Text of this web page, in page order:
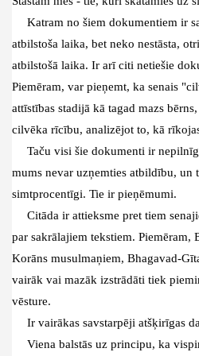
Katram no šiem dokumentiem ir
atbilstoša laika, bet neko nestāsta,
atbilstošā laika. Ir arī citi netiešie
Piemēram, var pieņemt, ka senais
attīstības stadijā kā tagad mazs
cilvēka rīcību, analizējot to, kā
Taču visi šie dokumenti ir
mums nevar uzņemties atbildību, un
simtprocentīgi. Tie ir pieņēmumi.
Citāda ir attieksme pret tiem
par sakrālajiem tekstiem. Piemēram,
Korāns musulmaņiem, Bhagavad-
vairāk vai mazāk izstrādāti tiek
vēsture.
Ir vairākas savstarpēji atšķirīgas
Viena balstās uz principu, ka